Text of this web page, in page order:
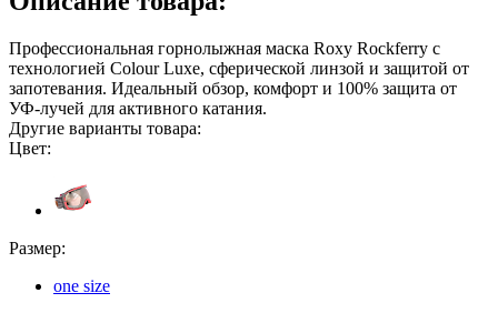
Профессиональная горнолыжная маска Roxy Rockferry с
технологией Colour Luxe, сферической линзой и защитой от
запотевания. Идеальный обзор, комфорт и 100% защита от
УФ-лучей для активного катания.
Другие варианты товара:
Цвет:
Размер:
one size